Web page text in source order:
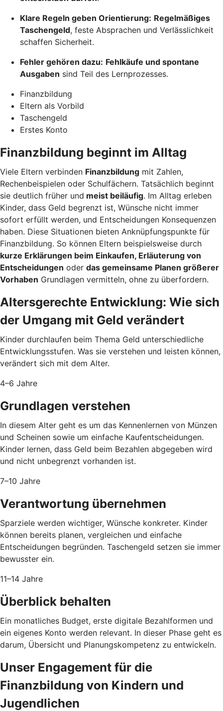
Klare Regeln geben Orientierung: Regelmäßiges
Taschengeld, feste Absprachen und Verlässlichkeit
schaffen Sicherheit.
Fehler gehören dazu: Fehlkäufe und spontane
Ausgaben sind Teil des Lernprozesses.
Finanzbildung
Eltern als Vorbild
Taschengeld
Erstes Konto
Finanzbildung beginnt im Alltag
Viele Eltern verbinden Finanzbildung mit Zahlen,
Rechenbeispielen oder Schulfächern. Tatsächlich beginnt
sie deutlich früher und meist beiläufig. Im Alltag erleben
Kinder, dass Geld begrenzt ist, Wünsche nicht immer
sofort erfüllt werden, und Entscheidungen Konsequenzen
haben. Diese Situationen bieten Anknüpfungspunkte für
Finanzbildung. So können Eltern beispielsweise durch
kurze Erklärungen beim Einkaufen, Erläuterung von
Entscheidungen oder das gemeinsame Planen größerer
Vorhaben Grundlagen vermitteln, ohne zu überfordern.
Altersgerechte Entwicklung: Wie sich
der Umgang mit Geld verändert
Kinder durchlaufen beim Thema Geld unterschiedliche
Entwicklungsstufen. Was sie verstehen und leisten können,
verändert sich mit dem Alter.
4–6 Jahre
Grundlagen verstehen
In diesem Alter geht es um das Kennenlernen von Münzen
und Scheinen sowie um einfache Kaufentscheidungen.
Kinder lernen, dass Geld beim Bezahlen abgegeben wird
und nicht unbegrenzt vorhanden ist.
7–10 Jahre
Verantwortung übernehmen
Sparziele werden wichtiger, Wünsche konkreter. Kinder
können bereits planen, vergleichen und einfache
Entscheidungen begründen. Taschengeld setzen sie immer
bewusster ein.
11–14 Jahre
Überblick behalten
Ein monatliches Budget, erste digitale Bezahlformen und
ein eigenes Konto werden relevant. In dieser Phase geht es
darum, Übersicht und Planungskompetenz zu entwickeln.
Unser Engagement für die
Finanzbildung von Kindern und
Jugendlichen